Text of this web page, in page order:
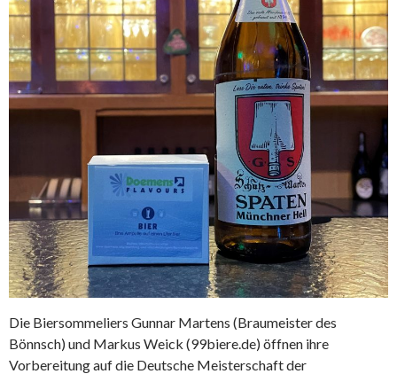
Die Biersommeliers Gunnar Martens (Braumeister des
Bönnsch) und Markus Weick (99biere.de) öffnen ihre
Vorbereitung auf die Deutsche Meisterschaft der